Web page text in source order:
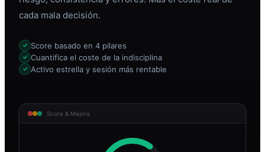
cada mala decisión.
Score basado en 4 pilares
Cuantifica el coste de la indisciplina
Activo estrella y sesión más rentable
Score & Mejora